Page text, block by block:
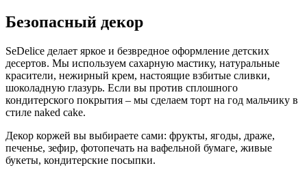
Безопасный декор
SeDelice делает яркое и безвредное оформление детских
десертов. Мы используем сахарную мастику, натуральные
красители, нежирный крем, настоящие взбитые сливки,
шоколадную глазурь. Если вы против сплошного
кондитерского покрытия – мы сделаем торт на год мальчику в
стиле naked cake.
Декор коржей вы выбираете сами: фрукты, ягоды, драже,
печенье, зефир, фотопечать на вафельной бумаге, живые
букеты, кондитерские посыпки.